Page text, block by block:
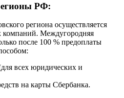
РФ:
региона осуществляется
Междугородняя
после 100 % предоплаты
всех юридических и
на карты Сбербанка.